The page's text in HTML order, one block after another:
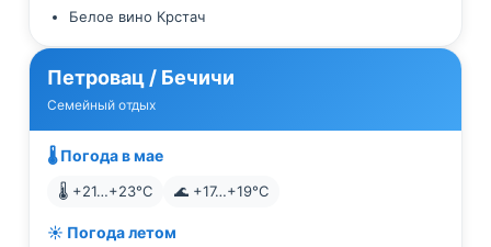
Белое вино Крстач
Петровац / Бечичи
Семейный отдых
🌡️ Погода в мае
🌡️ +21…+23°C 🌊 +17…+19°C
☀️ Погода летом